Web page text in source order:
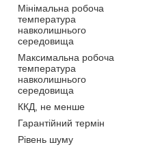
Мінімальна робоча
температура
навколишнього
середовища
Максимальна робоча
температура
навколишнього
середовища
ККД, не менше
Гарантійний термін
Рівень шуму